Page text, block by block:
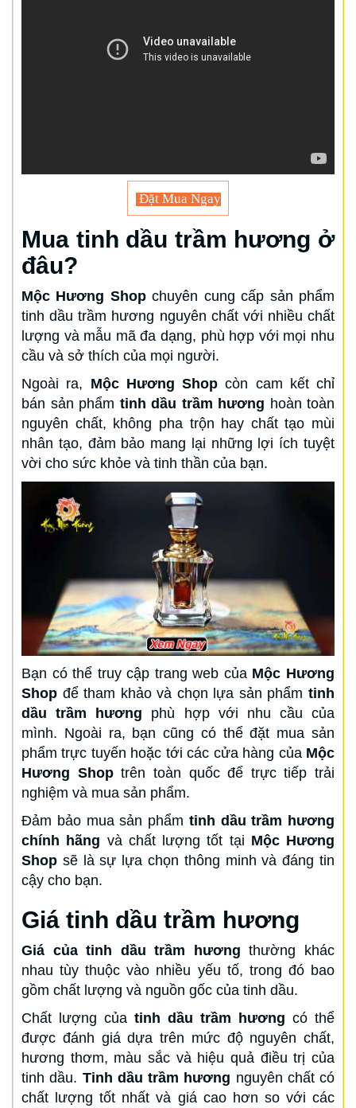
Đặt Mua Ngay
Mua tinh dầu trầm hương ở
đâu?
Mộc Hương Shopchuyên cung cấp sản phẩm
tinh dầu trầm hương nguyên chất với nhiều chất
lượng và mẫu mã đa dạng, phù hợp với mọi nhu
cầu và sở thích của mọi người.
Ngoài ra, Mộc Hương Shop còn cam kết chỉ
bán sản phẩm tinh dầu trầm hương hoàn toàn
nguyên chất, không pha trộn hay chất tạo mùi
nhân tạo, đảm bảo mang lại những lợi ích tuyệt
vời cho sức khỏe và tinh thần của bạn.
Bạn có thể truy cập trang web của Mộc Hương
Shop để tham khảo và chọn lựa sản phẩm tinh
dầu trầm hương phù hợp với nhu cầu của
mình. Ngoài ra, bạn cũng có thể đặt mua sản
phẩm trực tuyến hoặc tới các cửa hàng của Mộc
Hương Shoptrên toàn quốc để trực tiếp trải
nghiệm và mua sản phẩm.
Đảm bảo mua sản phẩm tinh dầu trầm hương
chính hãng và chất lượng tốt tại Mộc Hương
Shop sẽ là sự lựa chọn thông minh và đáng tin
cậy cho bạn.
Giá tinh dầu trầm hương
Giá của tinh dầu trầm hương thường khác
nhau tùy thuộc vào nhiều yếu tố, trong đó bao
gồm chất lượng và nguồn gốc của tinh dầu.
Chất lượng của tinh dầu trầm hương có thể
được đánh giá dựa trên mức độ nguyên chất,
hương thơm, màu sắc và hiệu quả điều trị của
tinh dầu. Tinh dầu trầm hương nguyên chất có
chất lượng tốt nhất và giá cao hơn so với các